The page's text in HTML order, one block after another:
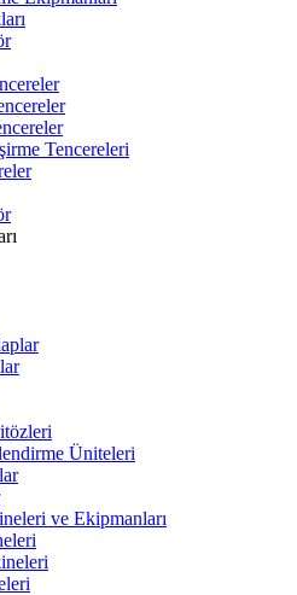
Tencereleri
Üniteleri
ve Ekipmanları